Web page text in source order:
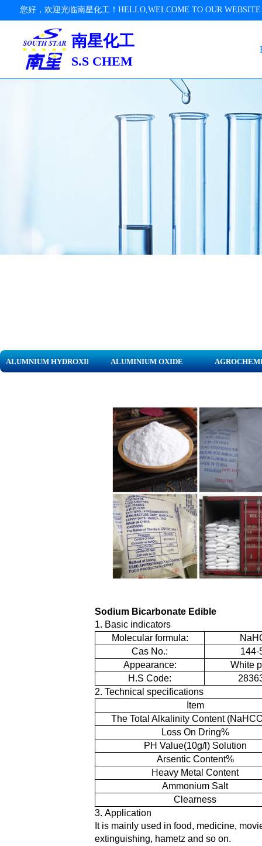
您好，欢迎光临南星化工！HELLO,WELCOME TO OUR
南星化工
S.S CHEM
ALUMNIUM HYDROXIDE ALUMINIUM OXIDE
Sodium Bicarbonate Edible
1. Basic
Molecular formula:
Cas No.:
144-
Appearance:
White
H.S Code:
2. Technical
Item
The Total Alkalinity Content
Loss On Dring%
PH Value(10g/l) Solution
Arsentic Content%
Heavy Metal Content
Ammonium Salt
Clearness
3.
It is mainly used in food, medicine,
extinguishing, hametz and so on.